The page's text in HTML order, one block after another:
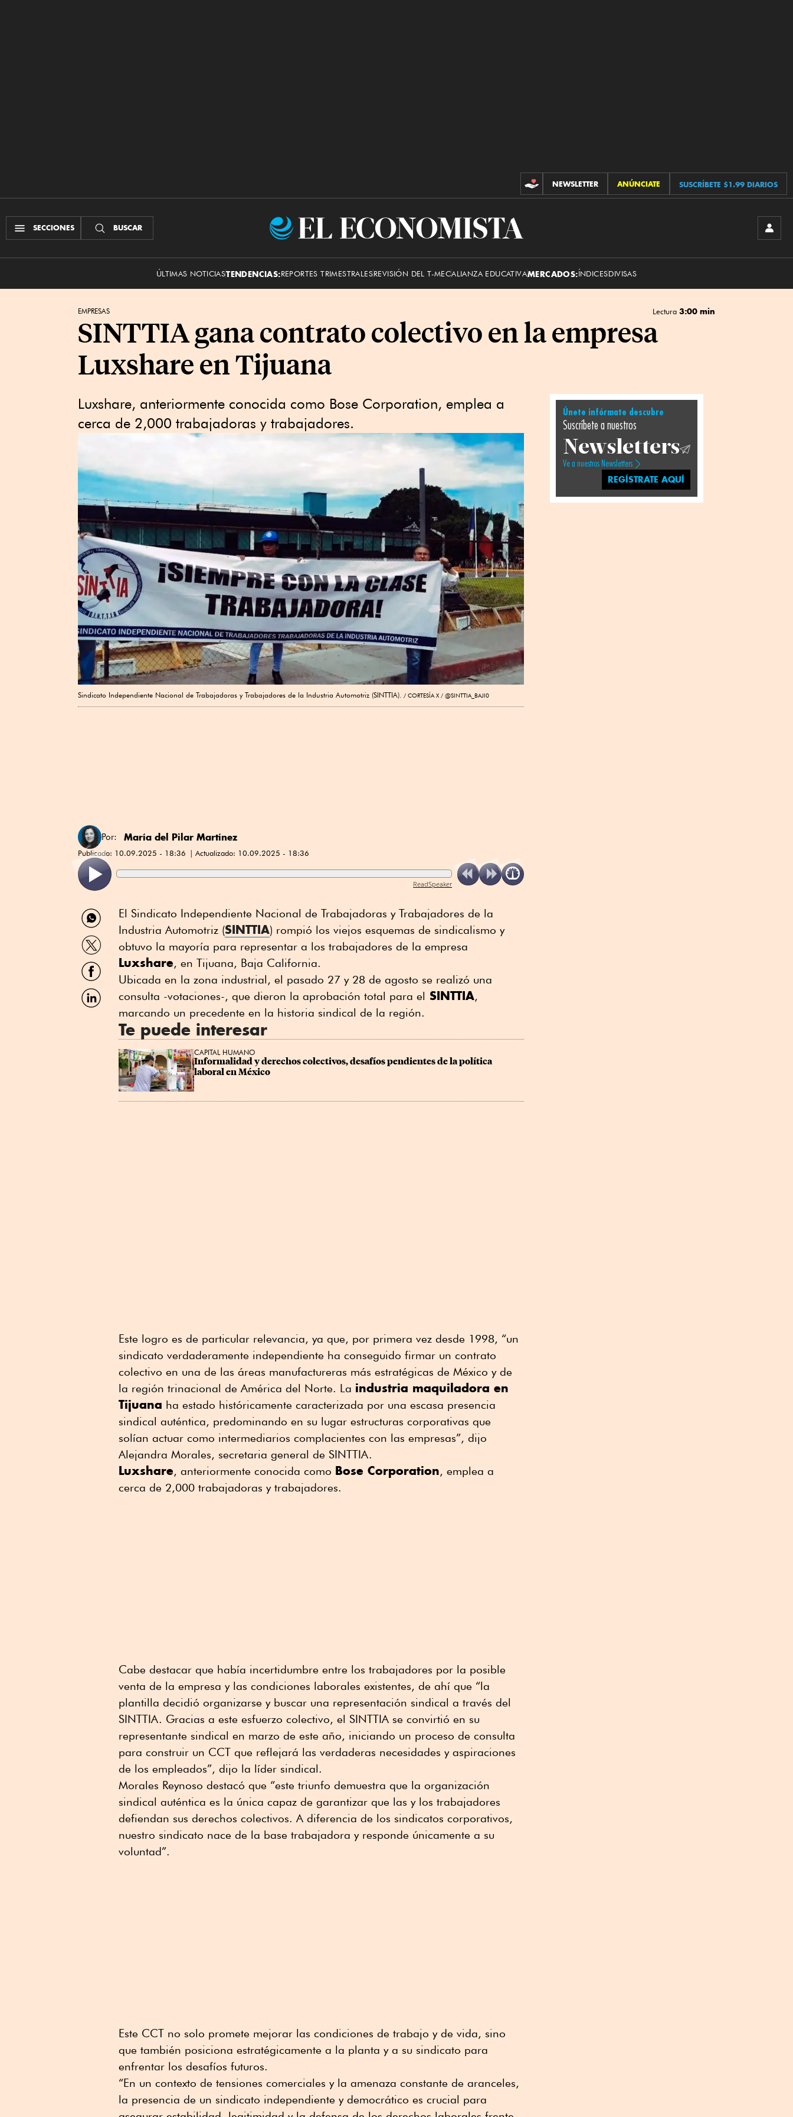
CONTRIBUCIONES
NEWSLETTER ANÚNCIATE SUSCRÍBETE $1.99 DIARIOS
SECCIONES BUSCAR
El
ÚLTIMAS NOTICIASTENDENCIAS:REPORTES TRIMESTRALESREVISIÓN DEL T-MECALIANZA EDUCATIVAMERCADOS:ÍNDICESDIVISAS
EMPRESAS Lectura 3:00 min
SINTTIA gana contrato colectivo en la empresa
Luxshare en Tijuana
Luxshare, anteriormente conocida como Bose Corporation, emplea a
cerca de 2,000 trabajadoras y trabajadores.
Sindicato Independiente Nacional de Trabajadoras y Trabajadores de la Industria Automotriz (SINTTIA). CORTESÍA X / @SINTTIA_BAJI0
Por: María del Pilar Martínez
Publicado: 10.09.2025 - 18:36 Actualizado: 10.09.2025 - 18:36
ReadSpeaker
Compartir
por
WhatsApp
Compartir
por
Twitter
Compartir
por
Facebook
Compartir
por
El Sindicato Independiente Nacional de Trabajadoras y Trabajadores de la
Industria Automotriz (SINTTIA) rompió los viejos esquemas de sindicalismo y
obtuvo la mayoría para representar a los trabajadores de la empresa
Luxshare, en Tijuana, Baja California.
Ubicada en la zona industrial, el pasado 27 y 28 de agosto se realizó una
consulta -votaciones-, que dieron la aprobación total para el SINTTIA,
marcando un precedente en la historia sindical de la región.
Te puede interesar
CAPITAL HUMANO
Informalidad y derechos colectivos, desafíos pendientes de la política
laboral en México
Este logro es de particular relevancia, ya que, por primera vez desde 1998, “un
sindicato verdaderamente independiente ha conseguido firmar un contrato
colectivo en una de las áreas manufactureras más estratégicas de México y de
la región trinacional de América del Norte. La industria maquiladora en
Tijuana ha estado históricamente caracterizada por una escasa presencia
sindical auténtica, predominando en su lugar estructuras corporativas que
solían actuar como intermediarios complacientes con las empresas”, dijo
Alejandra Morales, secretaria general de SINTTIA.
Luxshare, anteriormente conocida como Bose Corporation, emplea a
cerca de 2,000 trabajadoras y trabajadores.
Cabe destacar que había incertidumbre entre los trabajadores por la posible
venta de la empresa y las condiciones laborales existentes, de ahí que “la
plantilla decidió organizarse y buscar una representación sindical a través del
SINTTIA. Gracias a este esfuerzo colectivo, el SINTTIA se convirtió en su
representante sindical en marzo de este año, iniciando un proceso de consulta
para construir un CCT que reflejará las verdaderas necesidades y aspiraciones
de los empleados”, dijo la líder sindical.
Morales Reynoso destacó que “este triunfo demuestra que la organización
sindical auténtica es la única capaz de garantizar que las y los trabajadores
defiendan sus derechos colectivos. A diferencia de los sindicatos corporativos,
nuestro sindicato nace de la base trabajadora y responde únicamente a su
voluntad”.
Este CCT no solo promete mejorar las condiciones de trabajo y de vida, sino
que también posiciona estratégicamente a la planta y a su sindicato para
enfrentar los desafíos futuros.
“En un contexto de tensiones comerciales y la amenaza constante de aranceles,
la presencia de un sindicato independiente y democrático es crucial para
Únete infórmate descubre
Suscríbete a nuestros
Newsletters
Ve a nuestros Newsletters
REGÍSTRATE AQUÍ